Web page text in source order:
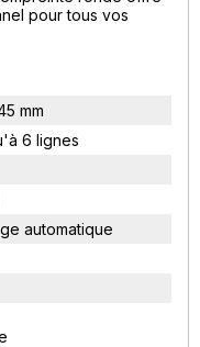
pour tous vos
mm
6 lignes
automatique